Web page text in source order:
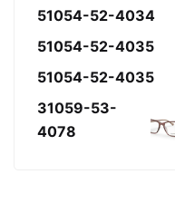
51054-52-4034
51054-52-4035
51054-52-4035
31059-53-
4078